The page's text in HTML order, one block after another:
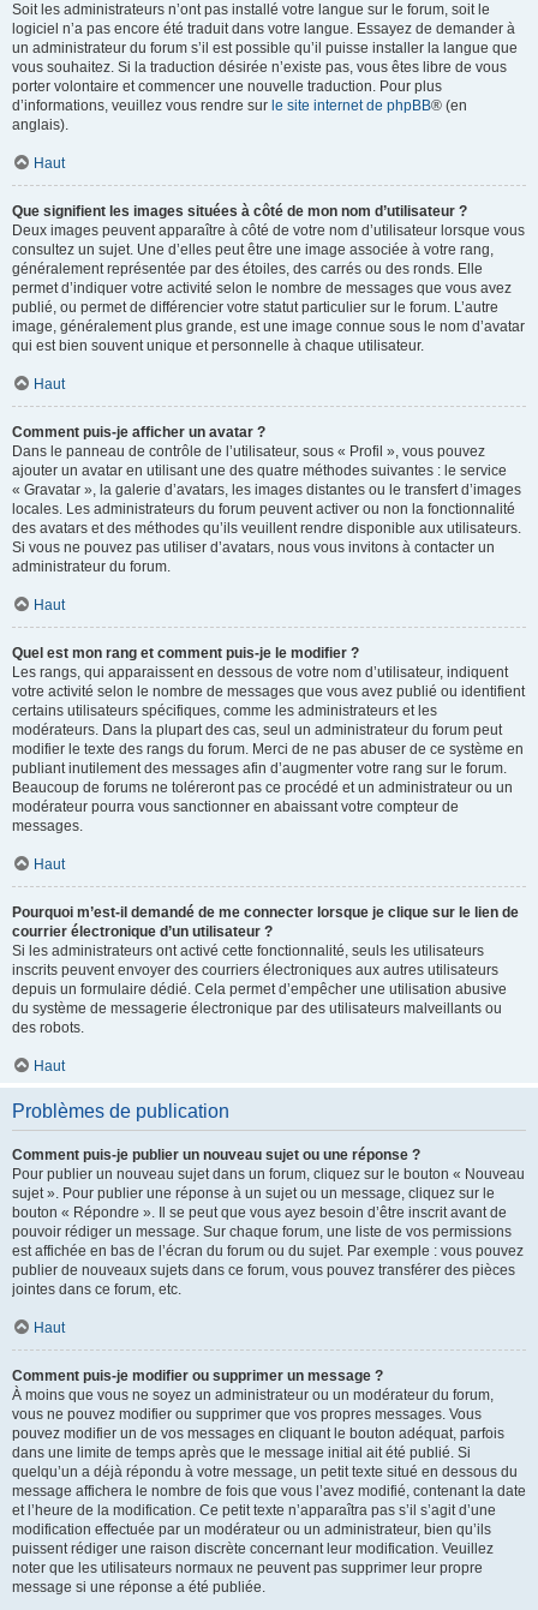
Soit les administrateurs n’ont pas installé votre langue sur le forum, soit le
logiciel n’a pas encore été traduit dans votre langue. Essayez de demander à
un administrateur du forum s’il est possible qu’il puisse installer la langue que
vous souhaitez. Si la traduction désirée n’existe pas, vous êtes libre de vous
porter volontaire et commencer une nouvelle traduction. Pour plus
d’informations, veuillez vous rendre sur le site internet de phpBB® (en
anglais).
Haut
Que signifient les images situées à côté de mon nom d’utilisateur ?
Deux images peuvent apparaître à côté de votre nom d’utilisateur lorsque vous
consultez un sujet. Une d’elles peut être une image associée à votre rang,
généralement représentée par des étoiles, des carrés ou des ronds. Elle
permet d’indiquer votre activité selon le nombre de messages que vous avez
publié, ou permet de différencier votre statut particulier sur le forum. L’autre
image, généralement plus grande, est une image connue sous le nom d’avatar
qui est bien souvent unique et personnelle à chaque utilisateur.
Haut
Comment puis-je afficher un avatar ?
Dans le panneau de contrôle de l’utilisateur, sous « Profil », vous pouvez
ajouter un avatar en utilisant une des quatre méthodes suivantes : le service
« Gravatar », la galerie d’avatars, les images distantes ou le transfert d’images
locales. Les administrateurs du forum peuvent activer ou non la fonctionnalité
des avatars et des méthodes qu’ils veuillent rendre disponible aux utilisateurs.
Si vous ne pouvez pas utiliser d’avatars, nous vous invitons à contacter un
administrateur du forum.
Haut
Quel est mon rang et comment puis-je le modifier ?
Les rangs, qui apparaissent en dessous de votre nom d’utilisateur, indiquent
votre activité selon le nombre de messages que vous avez publié ou identifient
certains utilisateurs spécifiques, comme les administrateurs et les
modérateurs. Dans la plupart des cas, seul un administrateur du forum peut
modifier le texte des rangs du forum. Merci de ne pas abuser de ce système en
publiant inutilement des messages afin d’augmenter votre rang sur le forum.
Beaucoup de forums ne toléreront pas ce procédé et un administrateur ou un
modérateur pourra vous sanctionner en abaissant votre compteur de
messages.
Haut
Pourquoi m’est-il demandé de me connecter lorsque je clique sur le lien de
courrier électronique d’un utilisateur ?
Si les administrateurs ont activé cette fonctionnalité, seuls les utilisateurs
inscrits peuvent envoyer des courriers électroniques aux autres utilisateurs
depuis un formulaire dédié. Cela permet d’empêcher une utilisation abusive
du système de messagerie électronique par des utilisateurs malveillants ou
des robots.
Haut
Problèmes de publication
Comment puis-je publier un nouveau sujet ou une réponse ?
Pour publier un nouveau sujet dans un forum, cliquez sur le bouton « Nouveau
sujet ». Pour publier une réponse à un sujet ou un message, cliquez sur le
bouton « Répondre ». Il se peut que vous ayez besoin d’être inscrit avant de
pouvoir rédiger un message. Sur chaque forum, une liste de vos permissions
est affichée en bas de l’écran du forum ou du sujet. Par exemple : vous pouvez
publier de nouveaux sujets dans ce forum, vous pouvez transférer des pièces
jointes dans ce forum, etc.
Haut
Comment puis-je modifier ou supprimer un message ?
À moins que vous ne soyez un administrateur ou un modérateur du forum,
vous ne pouvez modifier ou supprimer que vos propres messages. Vous
pouvez modifier un de vos messages en cliquant le bouton adéquat, parfois
dans une limite de temps après que le message initial ait été publié. Si
quelqu’un a déjà répondu à votre message, un petit texte situé en dessous du
message affichera le nombre de fois que vous l’avez modifié, contenant la date
et l’heure de la modification. Ce petit texte n’apparaîtra pas s’il s’agit d’une
modification effectuée par un modérateur ou un administrateur, bien qu’ils
puissent rédiger une raison discrète concernant leur modification. Veuillez
noter que les utilisateurs normaux ne peuvent pas supprimer leur propre
message si une réponse a été publiée.